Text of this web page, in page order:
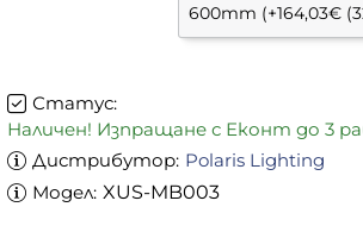
Статус:
Наличен! Изпращане с Еконт до 3
Дистрибутор: Polaris Lighting
Модел: XUS-MB003
600mm (+164,03€